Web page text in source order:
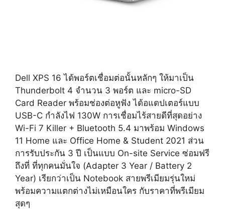
Dell XPS 16 ได้พอร์ตเชื่อมต่อนั้นหลักๆ ให้มาเป็น
Thunderbolt 4 จำนวน 3 พอร์ต และ micro-SD
Card Reader พร้อมช่องต่อหูฟัง ได้อแดปเตอร์แบบ
USB-C กำลังไฟ 130W การเชื่อมไร้สายดีที่สุดอย่าง
Wi-Fi 7 Killer + Bluetooth 5.4 มาพร้อม Windows
11 Home และ Office Home & Student 2021 ส่วน
การรับประกัน 3 ปี เป็นแบบ On-site Service ซ่อมฟรี
ถึงที่ ที่ทุกคนมั่นใจ (Adapter 3 Year / Battery 2
Year) เรียกว่าเป็น Notebook สายพรีเมียมรุ่นใหม่
พร้อมความแตกต่างไม่เหมือนใคร กับราคาที่พรีเมียม
สุดๆ